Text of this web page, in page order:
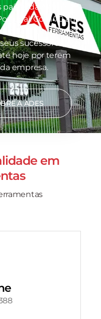
da América
Com 70 anos
para o futuro sem
sucessores, por
hoje por terem
empresa.
A ADES
em